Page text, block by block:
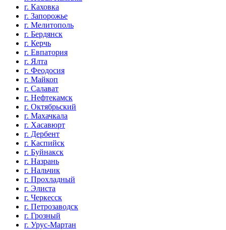
г. Каховка
г. Запорожье
г. Мелитополь
г. Бердянск
г. Керчь
г. Евпатория
г. Ялта
г. Феодосия
г. Майкоп
г. Салават
г. Нефтекамск
г. Октябрьский
г. Махачкала
г. Хасавюрт
г. Дербент
г. Каспийск
г. Буйнакск
г. Назрань
г. Нальчик
г. Прохладный
г. Элиста
г. Черкесск
г. Петрозаводск
г. Грозный
г. Урус-Мартан